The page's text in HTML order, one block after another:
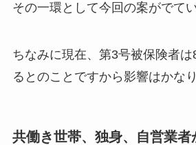
その一環として今回の案がでて
ちなみに現在、第3号被保険者
るとのことですから影響はかな
共働き世帯、独身、自営業者